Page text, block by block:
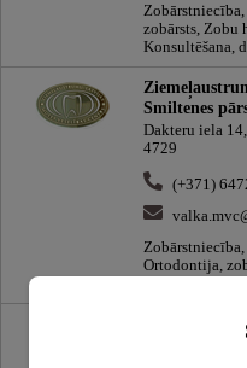
zobārsts, Zobu
Konsultēšana,
Smiltenes
Dakteru iela
4729
(+371)
Ortodontija,
Ģimenes